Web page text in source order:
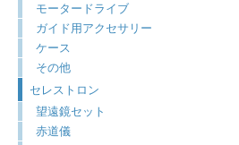
モータードライブ
ガイド用アクセサリー
ケース
その他
セレストロン
望遠鏡セット
赤道儀